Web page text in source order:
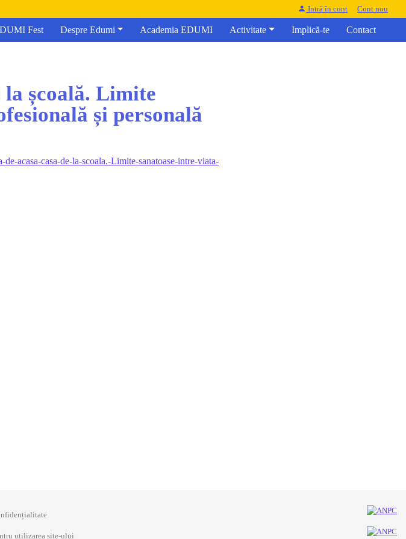
Intră în cont Cont nou
Fest Despre Edumi Academia EDUMI Activitate Implică-te Contact
la școală. Limite
și personală
acasa-casa-de-la-scoala.-Limite-sanatoase-intre-viata-
utilizarea site-ului